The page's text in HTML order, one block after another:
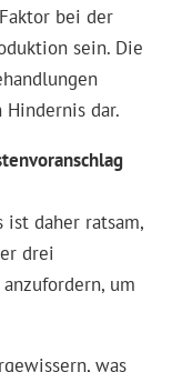
bei der
sein. Die
dar.
ist daher ratsam,
drei
um
was